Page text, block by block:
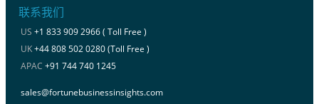
联系我们
US +1 833 909 2966 ( Toll Free )
UK+44 808 502 0280 (Toll Free )
APAC +91 744 740 1245
sales@fortunebusinessinsights.com